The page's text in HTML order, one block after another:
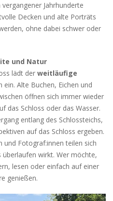
Jahrhunderte
Decken und alte Porträts
ohne dabei schwer oder
und Natur
lädt der weitläufige
ein. Alte Buchen, Eichen und
öffnen sich immer wieder
das Schloss oder das Wasser.
entlang des Schlossteichs,
auf das Schloss ergeben.
und Fotograf:innen teilen sich
wirkt. Wer möchte,
lesen oder einfach auf einer
genießen.